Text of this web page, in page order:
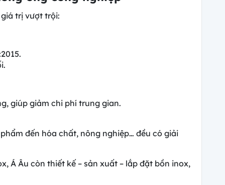
trị vượt trội:
giúp giảm chi phí trung gian.
đến hóa chất, nông nghiệp… đều có giải
Á Âu còn thiết kế – sản xuất – lắp đặt bồn inox,